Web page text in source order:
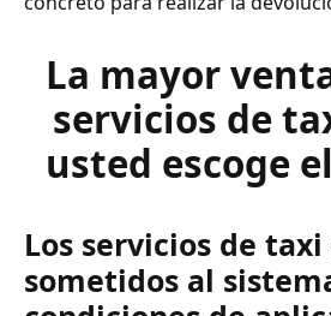
La mayor
servicios de
usted escoge
Los servicios de
sometidos al